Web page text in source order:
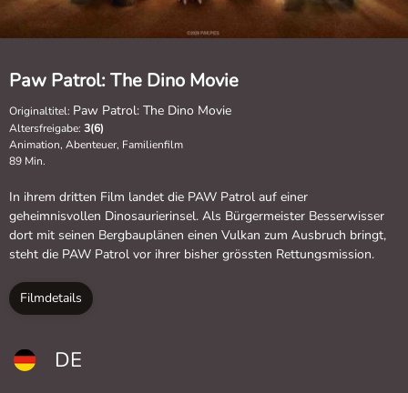
Paw Patrol: The Dino Movie
Originaltitel: Paw Patrol: The Dino Movie
Altersfreigabe: 3(6)
Animation, Abenteuer, Familienfilm
89 Min.
In ihrem dritten Film landet die PAW Patrol auf einer
geheimnisvollen Dinosaurierinsel. Als Bürgermeister Besserwisser
dort mit seinen Bergbauplänen einen Vulkan zum Ausbruch bringt,
steht die PAW Patrol vor ihrer bisher grössten Rettungsmission.
Filmdetails
DE